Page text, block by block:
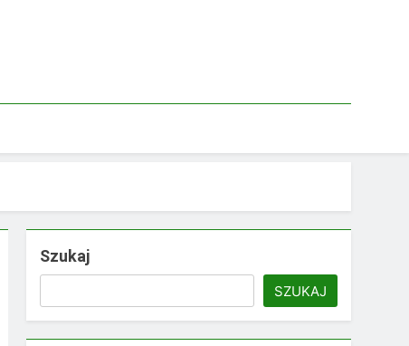
Szukaj
SZUKAJ